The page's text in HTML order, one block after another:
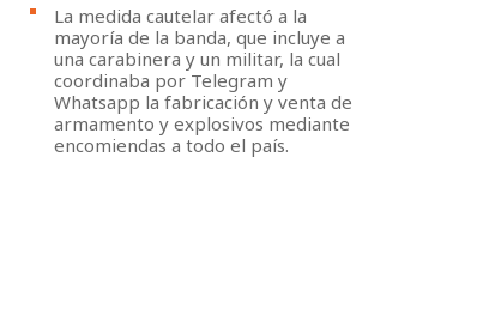
La medida cautelar afectó a la
mayoría de la banda, que incluye a
una carabinera y un militar, la cual
coordinaba por Telegram y
Whatsapp la fabricación y venta de
armamento y explosivos mediante
encomiendas a todo el país.